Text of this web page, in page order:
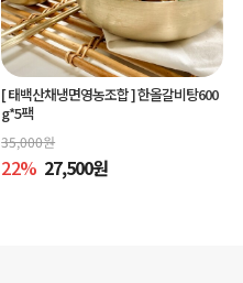
[ 태백산채냉면영농조합 ]한올갈비탕600
g*5팩
35,000원
22% 27,500원